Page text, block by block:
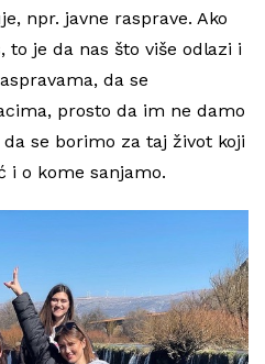
npr. javne rasprave. Ako
to je da nas što više odlazi i
da se
prosto da im ne damo
se borimo za taj život koji
i o kome sanjamo.